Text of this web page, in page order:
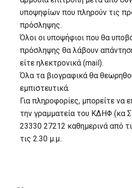
υποψηφίων που πληρούν τις
πρόσληψης.
Όλοι οι υποψήφιοι που θα
πρόσληψης θα λάβουν
είτε ηλεκτρονικά (mail).
Όλα τα βιογραφικά θα
εμπιστευτικά.
Για πληροφορίες, μπορείτε να
την γραμματεία του ΚΔΗΦ (κα
23330 27212 καθημερινά από
τις 2.30 μ.μ..